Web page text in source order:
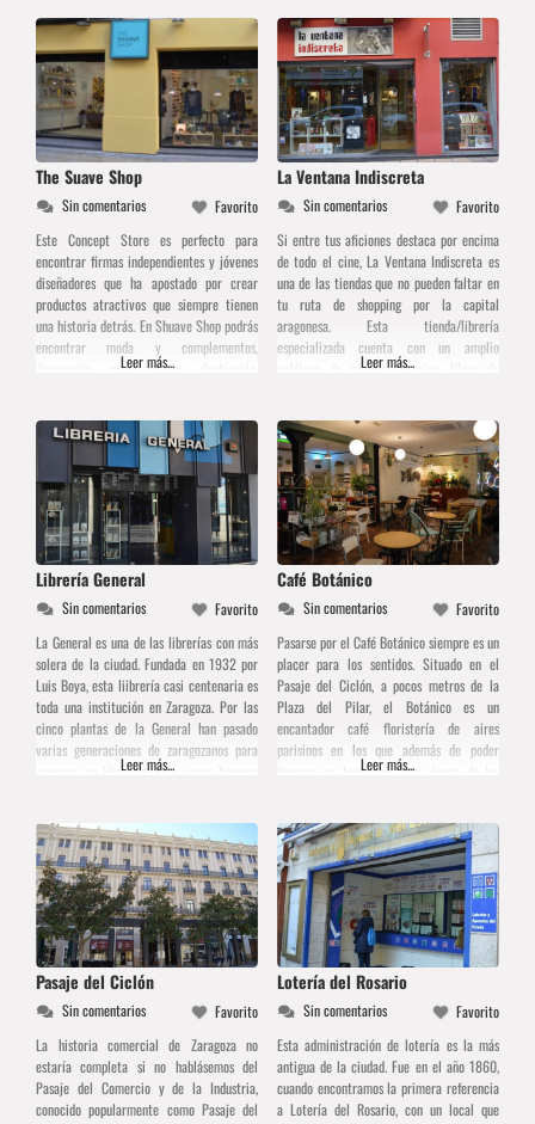
cursos de dibujo y
The Suave Shop
Sin comentarios
Favorito
Este Concept Store es perfecto para
encontrar firmas independientes y jóvenes
diseñadores que ha apostado por crear
productos atractivos que siempre tienen
una historia detrás. En Shuave Shop podrás
encontrar moda y complementos,
decoración, arte, diseño, ilustración,
oferta para este espacio multifuncional
que también cuenta con una sección de
fotografía analógica.
Leer más...
La Ventana Indiscreta
Sin comentarios
Favorito
Si entre tus aficiones destaca por encima
de todo el cine, La Ventana Indiscreta es
una de las tiendas que no pueden faltar en
tu ruta de shopping por la capital
aragonesa. Esta tienda/librería
especializada cuenta con un amplio
catálogo de pósters de cine, libros de
merchandising relacionada con el
Leer más...
Librería General
Sin comentarios
Favorito
La General es una de las librerías con más
solera de la ciudad. Fundada en 1932 por
Luis Boya, esta liibrería casi centenaria es
toda una institución en Zaragoza. Por las
cinco plantas de la General han pasado
varias generaciones de zaragozanos para
comprar sus libros de texto o para hacerse
Leer más...
Café Botánico
Sin comentarios
Favorito
Pasarse por el Café Botánico siempre es un
placer para los sentidos. Situado en el
Pasaje del Ciclón, a pocos metros de la
Plaza del Pilar, el Botánico es un
encantador café floristería de aires
parisinos en los que además de poder
tomarse un tentempié con alguno de los
Leer más...
Pasaje del Ciclón
Sin comentarios
Favorito
La historia comercial de Zaragoza no
estaría completa si no hablásemos del
Pasaje del Comercio y de la Industria,
conocido popularmente como Pasaje del
Lotería del Rosario
Sin comentarios
Favorito
Esta administración de lotería es la más
antigua de la ciudad. Fue en el año 1860,
cuando encontramos la primera referencia
a Lotería del Rosario, con un local que